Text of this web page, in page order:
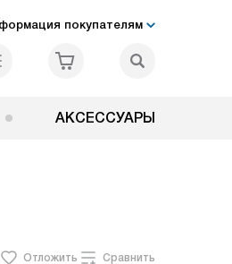
покупателям
АКСЕССУАРЫ
Отложить Сравнить